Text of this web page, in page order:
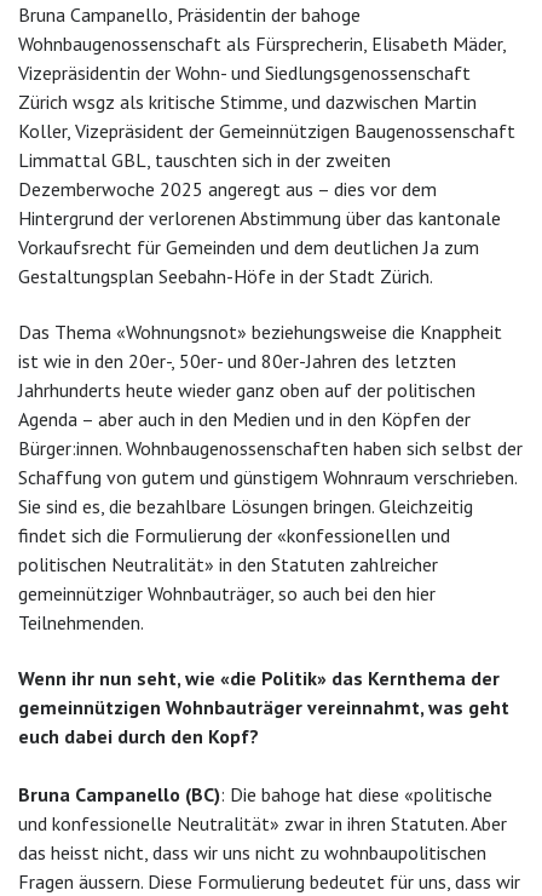
Bruna Campanello, Präsidentin der bahoge
Wohnbaugenossenschaft als Fürsprecherin, Elisabeth Mäder,
Vizepräsidentin der Wohn- und Siedlungsgenossenschaft
Zürich wsgz als kritische Stimme, und dazwischen Martin
Koller, Vizepräsident der Gemeinnützigen Baugenossenschaft
Limmattal GBL, tauschten sich in der zweiten
Dezemberwoche 2025 angeregt aus – dies vor dem
Hintergrund der verlorenen Abstimmung über das kantonale
Vorkaufsrecht für Gemeinden und dem deutlichen Ja zum
Gestaltungsplan Seebahn-Höfe in der Stadt Zürich.
Das Thema «Wohnungsnot» beziehungsweise die Knappheit
ist wie in den 20er-, 50er- und 80er-Jahren des letzten
Jahrhunderts heute wieder ganz oben auf der politischen
Agenda – aber auch in den Medien und in den Köpfen der
Bürger:innen. Wohnbaugenossenschaften haben sich selbst der
Schaffung von gutem und günstigem Wohnraum verschrieben.
Sie sind es, die bezahlbare Lösungen bringen. Gleichzeitig
findet sich die Formulierung der «konfessionellen und
politischen Neutralität» in den Statuten zahlreicher
gemeinnütziger Wohnbauträger, so auch bei den hier
Teilnehmenden.
Wenn ihr nun seht, wie «die Politik» das Kernthema der
gemeinnützigen Wohnbauträger vereinnahmt, was geht
euch dabei durch den Kopf?
Bruna Campanello (BC): Die bahoge hat diese «politische
und konfessionelle Neutralität» zwar in ihren Statuten. Aber
das heisst nicht, dass wir uns nicht zu wohnbaupolitischen
Fragen äussern. Diese Formulierung bedeutet für uns, dass wir